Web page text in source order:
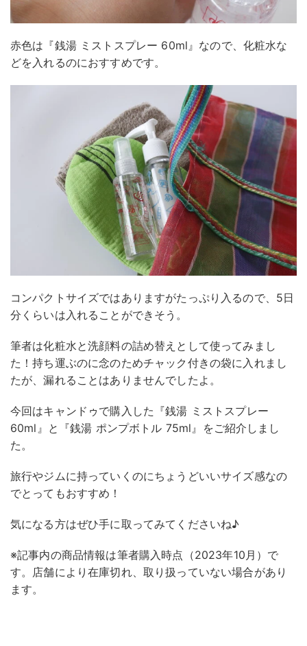
赤色は『銭湯 ミストスプレー 60ml』なので、化粧水な
どを入れるのにおすすめです。
コンパクトサイズではありますがたっぷり入るので、5日
分くらいは入れることができそう。
筆者は化粧水と洗顔料の詰め替えとして使ってみまし
た！持ち運ぶのに念のためチャック付きの袋に入れまし
たが、漏れることはありませんでしたよ。
今回はキャンドゥで購入した『銭湯 ミストスプレー
60ml』と『銭湯 ポンプボトル 75ml』をご紹介しまし
た。
旅行やジムに持っていくのにちょうどいいサイズ感なの
でとってもおすすめ！
気になる方はぜひ手に取ってみてくださいね♪
※記事内の商品情報は筆者購入時点（2023年10月）で
す。店舗により在庫切れ、取り扱っていない場合があり
ます。